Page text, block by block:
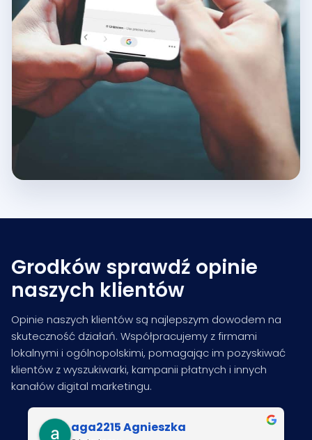
Grodków sprawdź opinie
naszych klientów
Opinie naszych klientów są najlepszym dowodem na
skuteczność działań. Współpracujemy z firmami
lokalnymi i ogólnopolskimi, pomagając im pozyskiwać
klientów z wyszukiwarki, kampanii płatnych i innych
kanałów digital marketingu.
aga2215 Agnieszka